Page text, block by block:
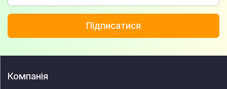
Підписатися
Компанія